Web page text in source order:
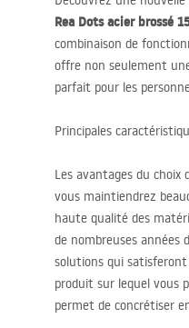
Rea Dots acier brossé
combinaison de
offre non seulement
parfait pour les
Principales
Les avantages du choix
vous maintiendrez
haute qualité des
de nombreuses années
solutions qui
produit sur lequel vous
permet de concrétiser